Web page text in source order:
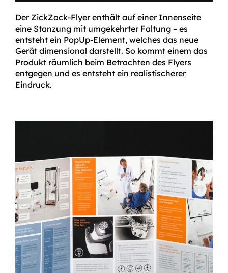
Der ZickZack-Flyer enthält auf einer Innenseite
eine Stanzung mit umgekehrter Faltung – es
entsteht ein PopUp-Element, welches das neue
Gerät dimensional darstellt. So kommt einem das
Produkt räumlich beim Betrachten des Flyers
entgegen und es entsteht ein realistischerer
Eindruck.